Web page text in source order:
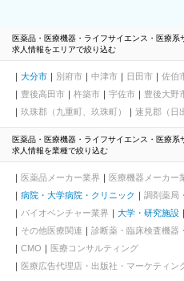
医薬品・医療機器・ライフサイエンス・医療系
求人情報をエリアで絞り込む
大分市 別府市 中津市 日田市 佐伯
豊後高田市
杵築市 宇佐市 豊後大野
玖珠郡（九重町、玖珠町）
速見郡（日
医薬品・医療機器・ライフサイエンス・医療系
求人情報を業種で絞り込む
医薬品メーカー業界 医療機器メーカー
病院・大学病院・クリニック
調剤薬局
バイオベンチャー業界
大学・研究施設
その他医療関連
診断薬・臨床検査機器
CMO
医療コンサルティング
医療広告代理店・出版社・マーケティン